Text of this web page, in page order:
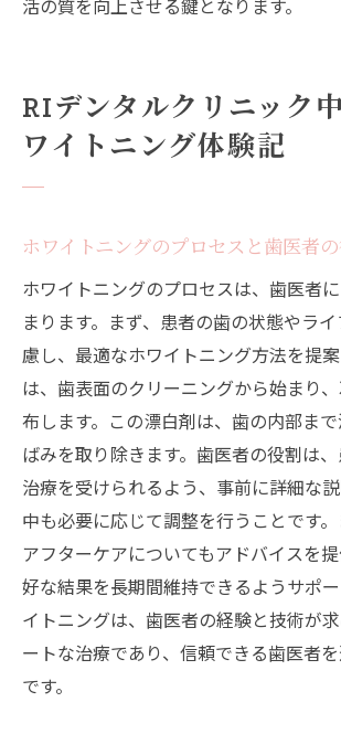
活の質を向上させる鍵となります。
RIデンタルクリニック
ワイトニング体験記
ホワイトニングのプロセスと歯医者
ホワイトニングのプロセスは、歯医者
まります。まず、患者の歯の状態やラ
慮し、最適なホワイトニング方法を提
は、歯表面のクリーニングから始まり
布します。この漂白剤は、歯の内部ま
ばみを取り除きます。歯医者の役割は
治療を受けられるよう、事前に詳細な
中も必要に応じて調整を行うことです
アフターケアについてもアドバイスを
好な結果を長期間維持できるようサポ
イトニングは、歯医者の経験と技術が
ートな治療であり、信頼できる歯医者
です。